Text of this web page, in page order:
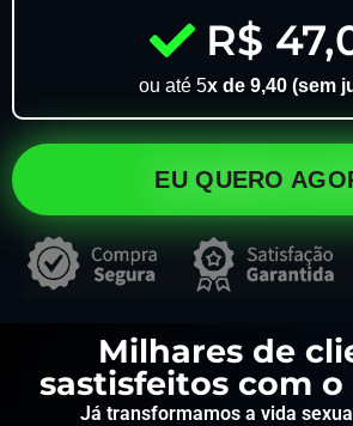
R$
ou até 5x de 9,40 (sem
EU QUERO
Milhares de
sastisfeitos com
Já transformamos a vida